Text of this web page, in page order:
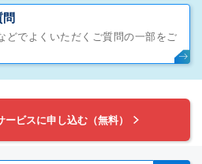
問
どでよくいただくご質問の一部をご
ービスに申し込む（無料）